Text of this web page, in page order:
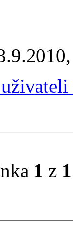
1 z 1